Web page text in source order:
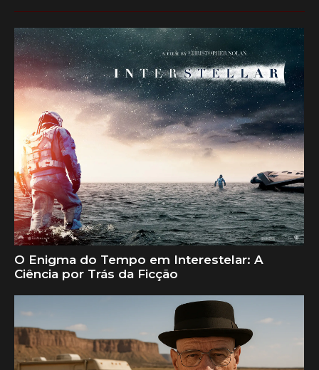
O Enigma do Tempo em Interestelar: A
Ciência por Trás da Ficção